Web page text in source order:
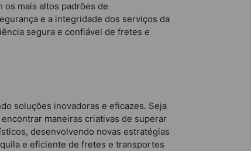
os mais altos padrões de
e a integridade dos serviços da
segura e confiável de fretes e
soluções inovadoras e eficazes. Seja
maneiras criativas de superar
desenvolvendo novas estratégias
e eficiente de fretes e transportes